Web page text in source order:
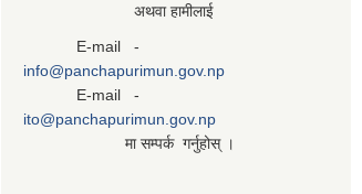
अथवा हामीलाई
E-mail -
info@panchapurimun.gov.np
E-mail -
ito@panchapurimun.gov.np
मा सम्पर्क गर्नुहोस् ।